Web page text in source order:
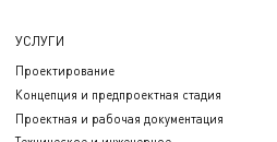
УСЛУГИ
Проектирование
Концепция и предпроектная стадия
Проектная и рабочая документация